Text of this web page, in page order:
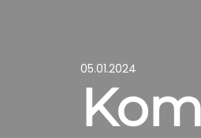
05.01.2024